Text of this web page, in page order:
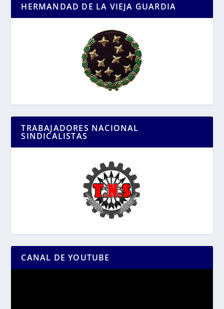
HERMANDAD DE LA VIEJA GUARDIA
TRABAJADORES NACIONAL
SINDICALISTAS
CANAL DE YOUTUBE